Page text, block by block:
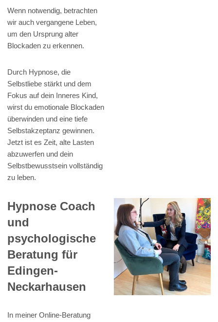
Wenn notwendig, betrachten
wir auch vergangene Leben,
um den Ursprung alter
Blockaden zu erkennen.
Durch Hypnose, die
Selbstliebe stärkt und dem
Fokus auf dein Inneres Kind,
wirst du emotionale Blockaden
überwinden und eine tiefe
Selbstakzeptanz gewinnen.
Jetzt ist es Zeit, alte Lasten
abzuwerfen und dein
Selbstbewusstsein vollständig
zu leben.
Hypnose Coach
und
psychologische
Beratung für
Edingen-
Neckarhausen
In meiner Online-Beratung